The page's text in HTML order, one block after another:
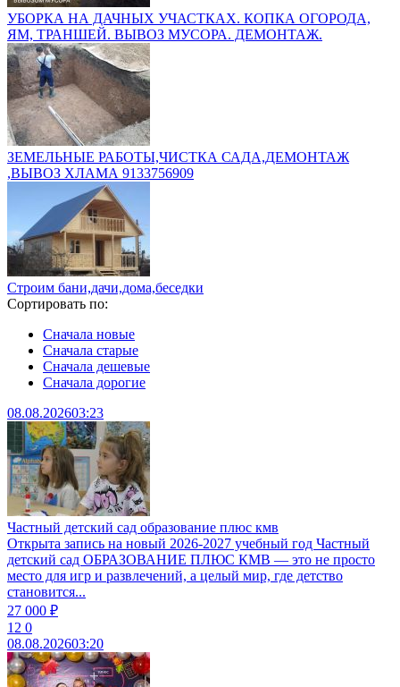
УБОРКА НА ДАЧНЫХ УЧАСТКАХ. КОПКА ОГОРОДА,
ЯМ, ТРАНШЕЙ. ВЫВОЗ МУСОРА. ДЕМОНТАЖ.
ЗЕМЕЛЬНЫЕ РАБОТЫ,ЧИСТКА САДА,ДЕМОНТАЖ
,ВЫВОЗ ХЛАМА 9133756909
Строим бани,дачи,дома,беседки
Сортировать по:
Сначала новые
Сначала старые
Сначала дешевые
Сначала дорогие
08.08.202603:23
Частный детский сад образование плюс кмв
Открыта запись на новый 2026-2027 учебный год Частный
детский сад ОБРАЗОВАНИЕ ПЛЮС КМВ — это не просто
место для игр и развлечений, а целый мир, где детство
становится...
27 000 ₽
12 0
08.08.202603:20